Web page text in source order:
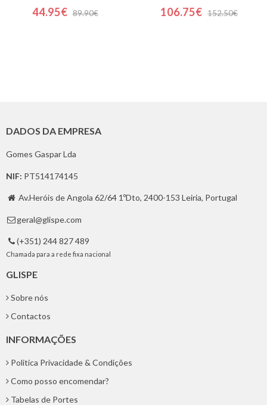
44.95€ 89.90€ 106.75€ 152.50€
DADOS DA EMPRESA
Gomes Gaspar Lda
NIF: PT514174145
 Av.Heróis de Angola 62/64 1ºDto, 2400-153 Leiria, Portugal
 geral@glispe.com
 (+351) 244 827 489
Chamada para a rede fixa nacional
GLISPE
Sobre nós
Contactos
INFORMAÇÕES
Politica Privacidade & Condições
Como posso encomendar?
Tabelas de Portes